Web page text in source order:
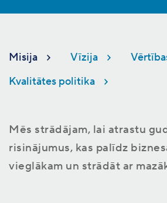
Misija Vīzija
Kvalitātes politika
Mēs strādājam, lai atrastu
risinājumus, kas palīdz
vieglākam un strādāt ar